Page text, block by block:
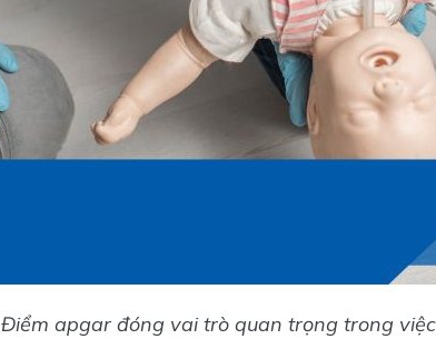
Điểm apgar đóng vai trò quan trọng trong